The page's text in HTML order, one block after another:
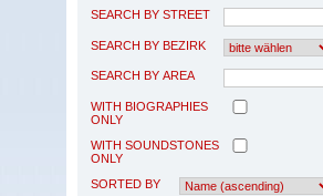
SEARCH BY STREET
SEARCH BY BEZIRK
SEARCH BY AREA
WITH BIOGRAPHIES
ONLY
WITH SOUNDSTONES
ONLY
SORTED BY